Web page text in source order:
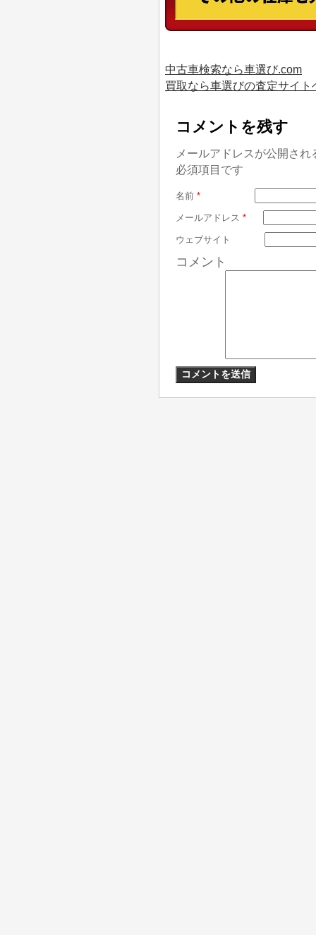
中古車検索なら車選び.com
買取なら車選びの査定サイト
コメントを残す
メールアドレスが公開さ
必須項目です
名前 *
メールアドレス *
ウェブサイト
コメント